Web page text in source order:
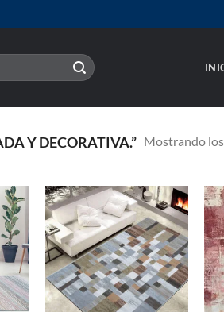
Y DECORATIVA.” Mostrando